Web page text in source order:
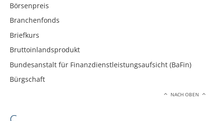
Börsenpreis
Branchenfonds
Briefkurs
Bruttoinlandsprodukt
Bundesanstalt für Finanzdienstleistungsaufsicht (BaFin)
Bürgschaft
NACH OBEN